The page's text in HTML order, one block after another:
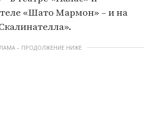
«Шато Мармон» – и на
– ПРОДОЛЖЕНИЕ НИЖЕ